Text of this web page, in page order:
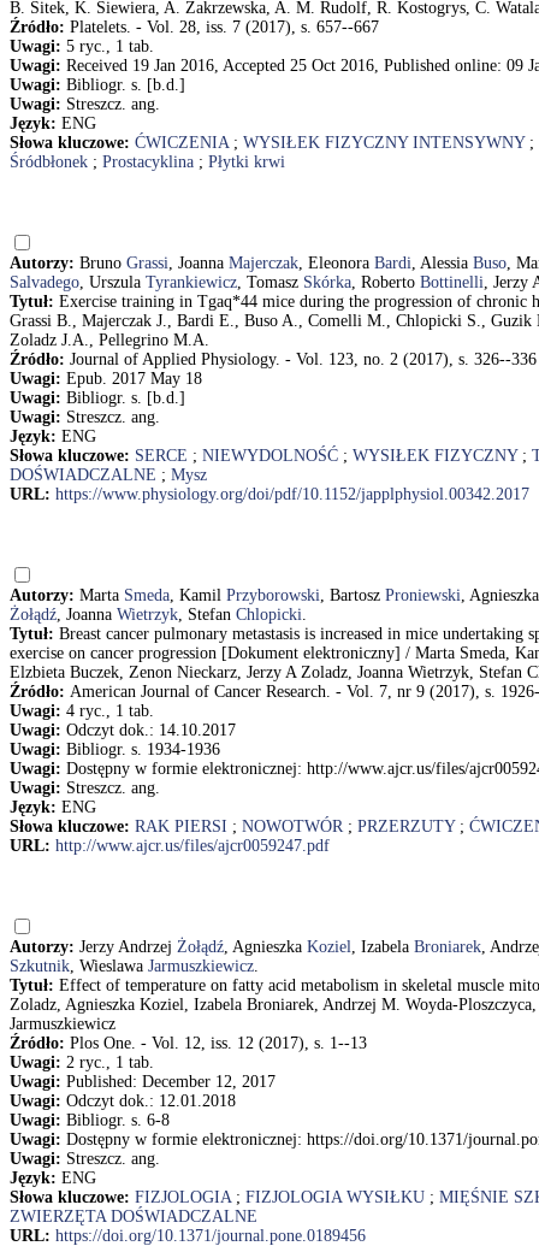
B. Sitek, K. Siewiera, A. Zakrzewska, A. M. Rudolf, R. Kostogrys, C.
Źródło: Platelets. - Vol. 28, iss. 7 (2017), s. 657--667
Uwagi: 5 ryc., 1 tab.
Uwagi: Received 19 Jan 2016, Accepted 25 Oct 2016, Published online: 09
Uwagi: Bibliogr. s. [b.d.]
Uwagi: Streszcz. ang.
Język: ENG
Słowa kluczowe: ĆWICZENIA; WYSIŁEK FIZYCZNY INTENSYWNY;
Śródbłonek ; Prostacyklina ; Płytki krwi
Autorzy: Bruno Grassi, Joanna Majerczak, Eleonora Bardi, Alessia Buso,
Salvadego, Urszula Tyrankiewicz, Tomasz Skórka, Roberto Bottinelli, Jerzy
Tytuł: Exercise training in Tgaq*44 mice during the progression of chronic
Grassi B., Majerczak J., Bardi E., Buso A., Comelli M., Chlopicki S.,
Zoladz J.A., Pellegrino M.A.
Źródło: Journal of Applied Physiology. - Vol. 123, no. 2 (2017), s. 326--336
Uwagi: Epub. 2017 May 18
Uwagi: Bibliogr. s. [b.d.]
Uwagi: Streszcz. ang.
Język: ENG
Słowa kluczowe: SERCE ; NIEWYDOLNOŚĆ ; WYSIŁEK FIZYCZNY;
DOŚWIADCZALNE ; Mysz
URL: https://www.physiology.org/doi/pdf/10.1152/japplphysiol.00342.2017
Autorzy: Marta Smeda, Kamil Przyborowski, Bartosz Proniewski,
Żołądź, Joanna Wietrzyk, Stefan Chlopicki.
Tytuł: Breast cancer pulmonary metastasis is increased in mice
exercise on cancer progression [Dokument elektroniczny] / Marta Smeda,
Elzbieta Buczek, Zenon Nieckarz, Jerzy A Zoladz, Joanna Wietrzyk, Stefan
Źródło: American Journal of Cancer Research. - Vol. 7, nr 9 (2017), s.
Uwagi: 4 ryc., 1 tab.
Uwagi: Odczyt dok.: 14.10.2017
Uwagi: Bibliogr. s. 1934-1936
Uwagi: Dostępny w formie elektronicznej: http://www.ajcr.us/files/
Uwagi: Streszcz. ang.
Język: ENG
Słowa kluczowe: RAK PIERSI ; NOWOTWÓR; PRZERZUTY;
URL: http://www.ajcr.us/files/ajcr0059247.pdf
Autorzy: Jerzy Andrzej Żołądź, Agnieszka Koziel, Izabela Broniarek,
Szkutnik, Wieslawa Jarmuszkiewicz.
Tytuł: Effect of temperature on fatty acid metabolism in skeletal muscle
Zoladz, Agnieszka Koziel, Izabela Broniarek, Andrzej M. Woyda-
Jarmuszkiewicz
Źródło: Plos One. - Vol. 12, iss. 12 (2017), s. 1--13
Uwagi: 2 ryc., 1 tab.
Uwagi: Published: December 12, 2017
Uwagi: Odczyt dok.: 12.01.2018
Uwagi: Bibliogr. s. 6-8
Uwagi: Dostępny w formie elektronicznej: https://doi.org/10.1371/
Uwagi: Streszcz. ang.
Język: ENG
Słowa kluczowe: FIZJOLOGIA; FIZJOLOGIA WYSIŁKU ; MIĘŚNIE
ZWIERZĘTA DOŚWIADCZALNE
URL: https://doi.org/10.1371/journal.pone.0189456